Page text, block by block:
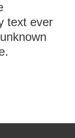
text ever